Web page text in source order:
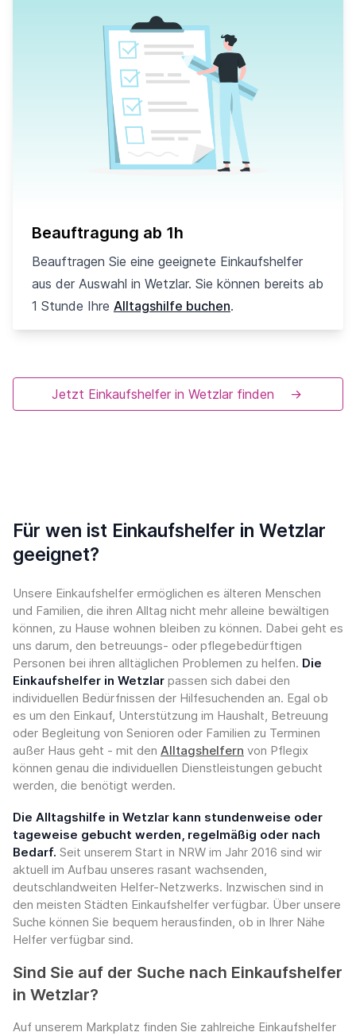
Beauftragung ab 1h
Beauftragen Sie eine geeignete Einkaufshelfer
aus der Auswahl in Wetzlar. Sie können bereits ab
1 Stunde Ihre Alltagshilfe buchen.
Jetzt Einkaufshelfer in Wetzlar finden →
Für wen ist Einkaufshelfer in Wetzlar
geeignet?
Unsere Einkaufshelfer ermöglichen es älteren Menschen
und Familien, die ihren Alltag nicht mehr alleine bewältigen
können, zu Hause wohnen bleiben zu können. Dabei geht es
uns darum, den betreuungs- oder pflegebedürftigen
Personen bei ihren alltäglichen Problemen zu helfen. Die
Einkaufshelfer in Wetzlar passen sich dabei den
individuellen Bedürfnissen der Hilfesuchenden an. Egal ob
es um den Einkauf, Unterstützung im Haushalt, Betreuung
oder Begleitung von Senioren oder Familien zu Terminen
außer Haus geht - mit den Alltagshelfern von Pflegix
können genau die individuellen Dienstleistungen gebucht
werden, die benötigt werden.
Die Alltagshilfe in Wetzlar kann stundenweise oder
tageweise gebucht werden, regelmäßig oder nach
Bedarf. Seit unserem Start in NRW im Jahr 2016 sind wir
aktuell im Aufbau unseres rasant wachsenden,
deutschlandweiten Helfer-Netzwerks. Inzwischen sind in
den meisten Städten Einkaufshelfer verfügbar. Über unsere
Suche können Sie bequem herausfinden, ob in Ihrer Nähe
Helfer verfügbar sind.
Sind Sie auf der Suche nach Einkaufshelfer
in Wetzlar?
Auf unserem Markplatz finden Sie zahlreiche Einkaufshelfer